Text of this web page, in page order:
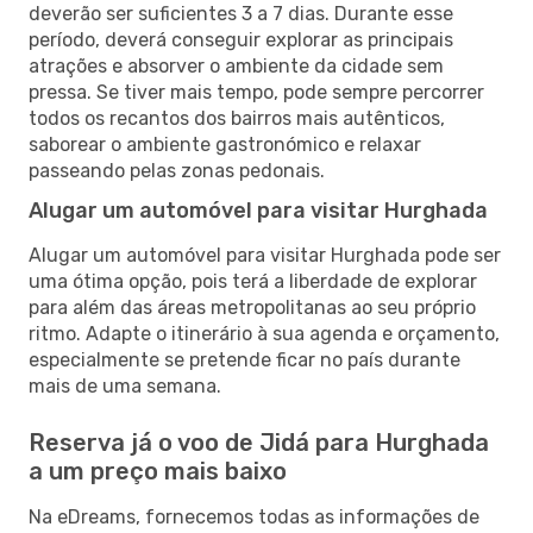
deverão ser suficientes 3 a 7 dias. Durante esse
período, deverá conseguir explorar as principais
atrações e absorver o ambiente da cidade sem
pressa. Se tiver mais tempo, pode sempre percorrer
todos os recantos dos bairros mais autênticos,
saborear o ambiente gastronómico e relaxar
passeando pelas zonas pedonais.
Alugar um automóvel para visitar Hurghada
Alugar um automóvel para visitar Hurghada pode ser
uma ótima opção, pois terá a liberdade de explorar
para além das áreas metropolitanas ao seu próprio
ritmo. Adapte o itinerário à sua agenda e orçamento,
especialmente se pretende ficar no país durante
mais de uma semana.
Reserva já o voo de Jidá para Hurghada
a um preço mais baixo
Na eDreams, fornecemos todas as informações de